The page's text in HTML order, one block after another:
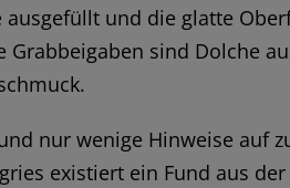
und die glatte
sind Dolche
nur wenige Hinweise auf
existiert ein Fund aus